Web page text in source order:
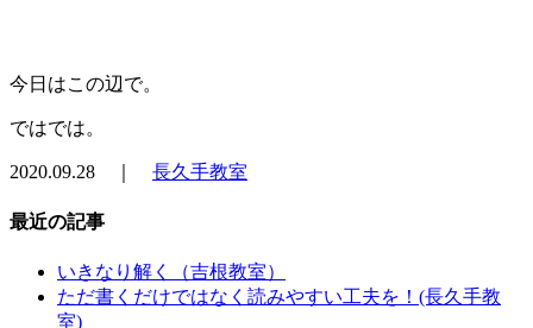
今日はこの辺で。
ではでは。
2020.09.28 ｜ 長久手教室
最近の記事
いきなり解く（吉根教室）
ただ書くだけではなく読みやすい工夫を！(長久手教
室)